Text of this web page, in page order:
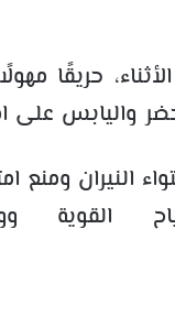
حريقًا
واليابس على
النيران ومنع
القوية